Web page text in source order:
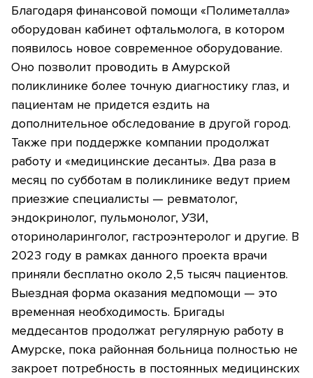
Благодаря финансовой помощи «Полиметалла»
оборудован кабинет офтальмолога, в котором
появилось новое современное оборудование.
Оно позволит проводить в Амурской
поликлинике более точную диагностику глаз, и
пациентам не придется ездить на
дополнительное обследование в другой город.
Также при поддержке компании продолжат
работу и «медицинские десанты». Два раза в
месяц по субботам в поликлинике ведут прием
приезжие специалисты — ревматолог,
эндокринолог, пульмонолог, УЗИ,
оториноларинголог, гастроэнтеролог и другие. В
2023 году в рамках данного проекта врачи
приняли бесплатно около 2,5 тысяч пациентов.
Выездная форма оказания медпомощи — это
временная необходимость. Бригады
меддесантов продолжат регулярную работу в
Амурске, пока районная больница полностью не
закроет потребность в постоянных медицинских